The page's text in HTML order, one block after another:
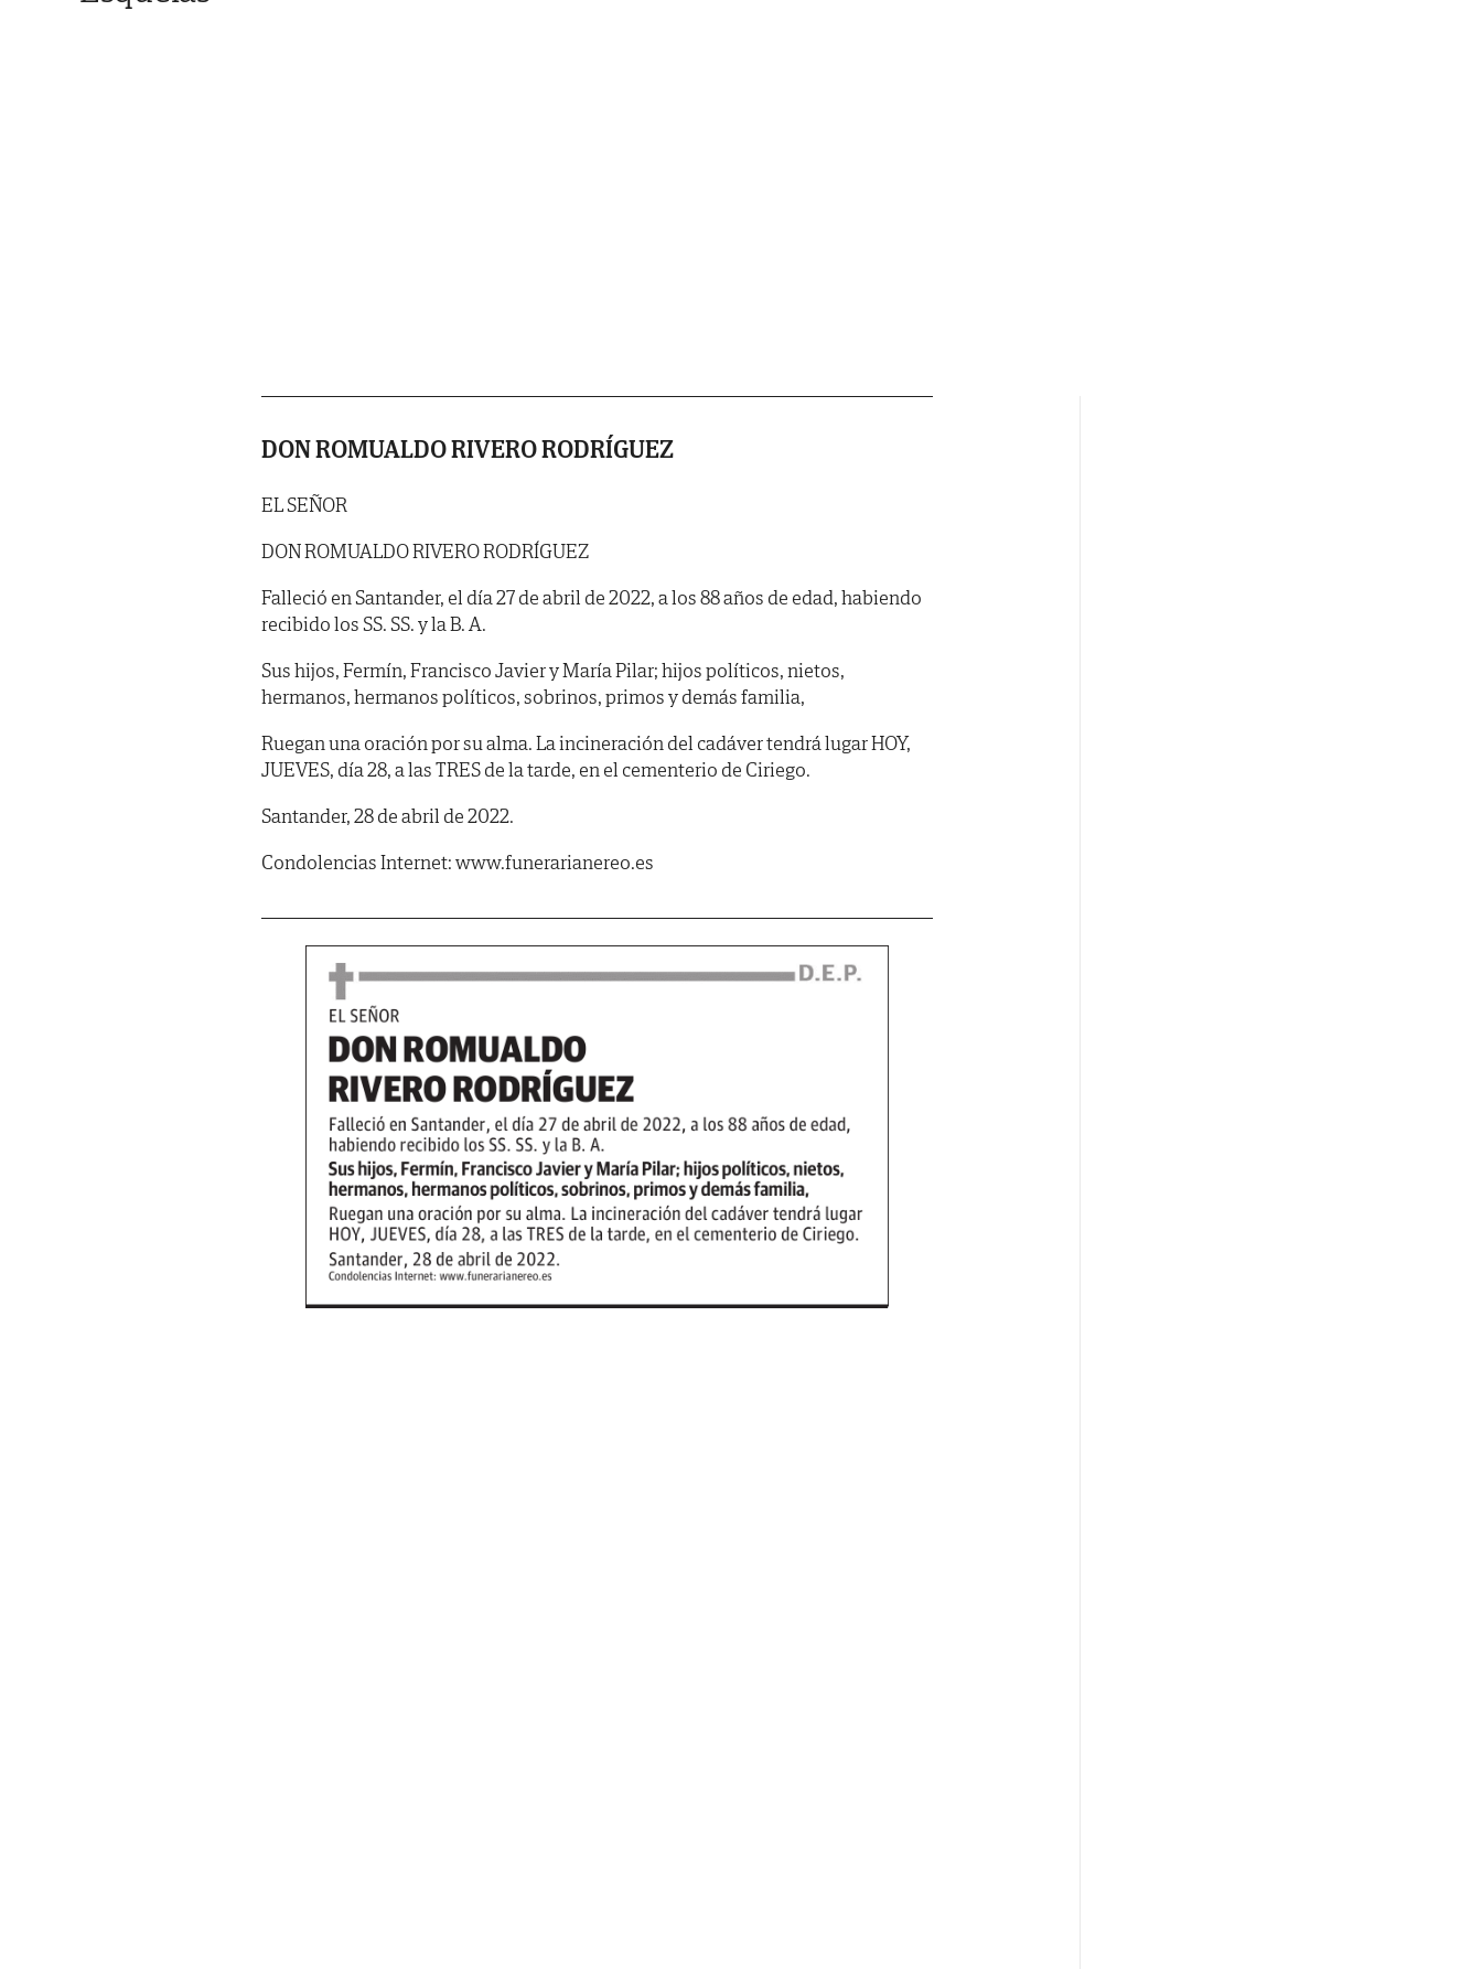
DON ROMUALDO RIVERO RODRÍGUEZ
EL SEÑOR
DON ROMUALDO RIVERO RODRÍGUEZ
Falleció en Santander, el día 27 de abril de 2022, a los 88 años de edad, habiendo
recibido los SS. SS. y la B. A.
Sus hijos, Fermín, Francisco Javier y María Pilar; hijos políticos, nietos,
hermanos, hermanos políticos, sobrinos, primos y demás familia,
Ruegan una oración por su alma. La incineración del cadáver tendrá lugar HOY,
JUEVES, día 28, a las TRES de la tarde, en el cementerio de Ciriego.
Santander, 28 de abril de 2022.
Condolencias Internet: www.funerarianereo.es